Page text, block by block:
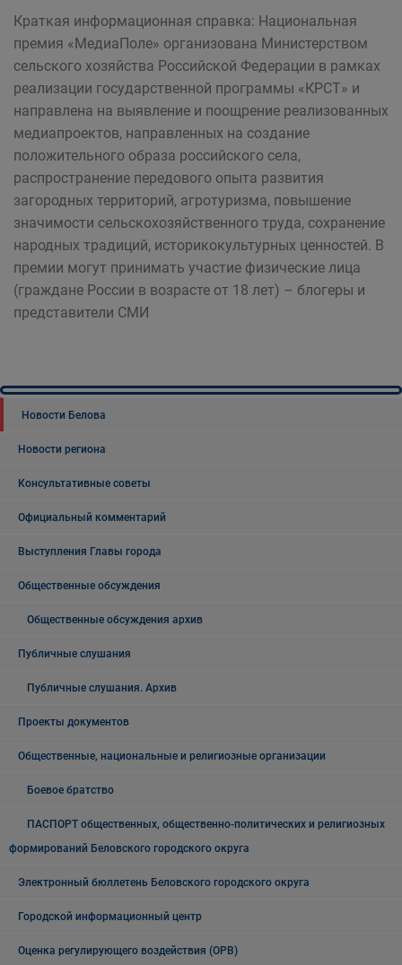
Краткая информационная справка: Национальная
премия «МедиаПоле» организована Министерством
сельского хозяйства Российской Федерации в рамках
реализации государственной программы «КРСТ» и
направлена на выявление и поощрение реализованных
медиапроектов, направленных на создание
положительного образа российского села,
распространение передового опыта развития
загородных территорий, агротуризма, повышение
значимости сельскохозяйственного труда, сохранение
народных традиций, историкокультурных ценностей. В
премии могут принимать участие физические лица
(граждане России в возрасте от 18 лет) – блогеры и
представители СМИ
Новости Белова
Новости региона
Консультативные советы
Официальный комментарий
Выступления Главы города
Общественные обсуждения
Общественные обсуждения архив
Публичные слушания
Публичные слушания. Архив
Проекты документов
Общественные, национальные и религиозные организации
Боевое братство
ПАСПОРТ общественных, общественно-политических и религиозных
формирований Беловского городского округа
Электронный бюллетень Беловского городского округа
Городской информационный центр
Оценка регулирующего воздействия (ОРВ)